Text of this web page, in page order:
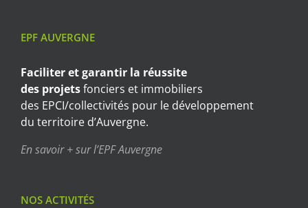
EPF AUVERGNE
Faciliter et garantir la réussite
des projetsfonciers et immobiliers
des EPCI/collectivités pour le développement
du territoire d’Auvergne.
En savoir + sur l’EPF Auvergne
NOS ACTIVITÉS